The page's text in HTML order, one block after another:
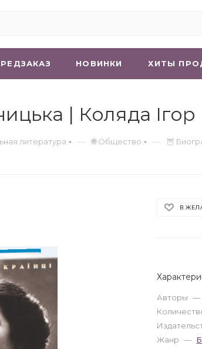
НОВИНКИ ХИТЫ
| Коляда Ігор
литература — 🌐 Общество — 🦉
В
Авторы —
Жанр —